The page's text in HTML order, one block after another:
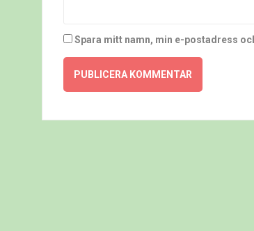
Spara mitt namn, min e-postadress